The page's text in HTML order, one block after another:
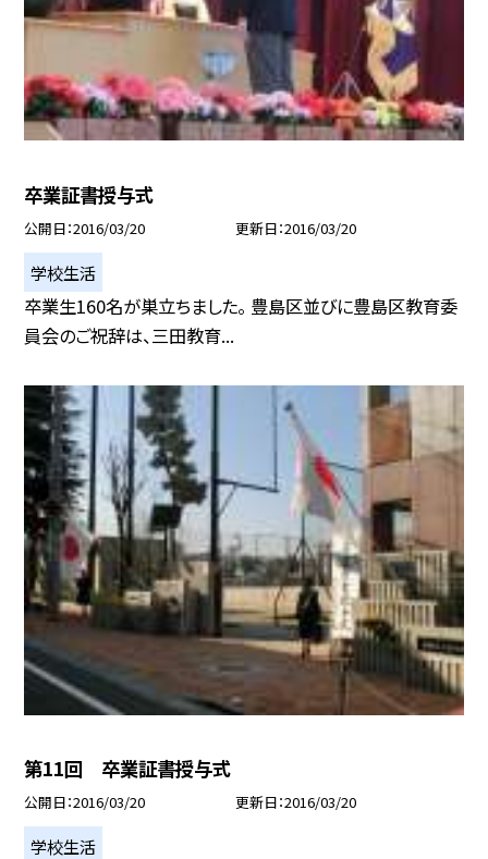
卒業証書授与式
公開日 2016/03/20 更新日 2016/03/20
学校生活
卒業生160名が巣立ちました。 豊島区並びに豊島区教育委
員会のご祝辞は、三田教育...
第11回 卒業証書授与式
公開日 2016/03/20 更新日 2016/03/20
学校生活